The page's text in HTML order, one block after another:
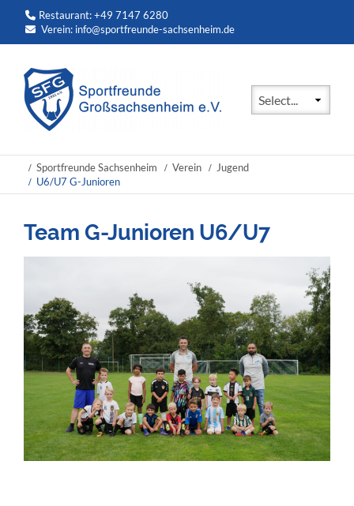
Restaurant: +49 7147 6280
Verein: info@sportfreunde-sachsenheim.de
Sportfreunde Sachsenheim Verein
Jugend
U6/U7 G-Junioren
Team G-Junioren U6/U7